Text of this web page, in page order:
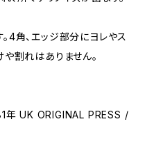
4角、エッジ部分にヨレやス
や割れはありません。
UK ORIGINAL PRESS /